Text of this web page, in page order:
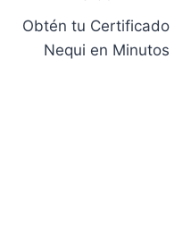
Obtén tu Certificado
Nequi en Minutos